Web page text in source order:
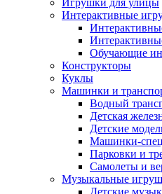
Игрушки для улицы
Интерактивные
Обучающие
Конструкторы
Куклы
Машинки и
Водный
Детская
Детские
Машинки-
Парковки и
Самолеты и
Музыкальные
Детские